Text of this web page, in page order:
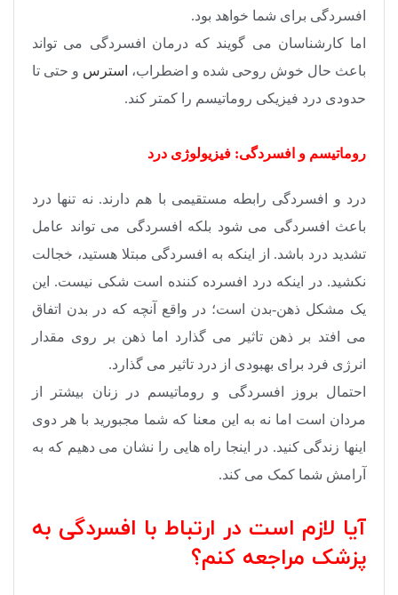
افسردگی برای شما خواهد بود.
اما کارشناسان می گویند که درمان افسردگی می تواند
باعث حال خوش روحی شده و اضطراب، استرس و حتی تا
حدودی درد فیزیکی روماتیسم را کمتر کند.
روماتیسم و افسردگی: فیزیولوژی درد
درد و افسردگی رابطه مستقیمی با هم دارند. نه تنها درد
باعث افسردگی می شود بلکه افسردگی می تواند عامل
تشدید درد باشد. از اینکه به افسردگی مبتلا هستید، خجالت
نکشید. در اینکه درد افسرده کننده است شکی نیست. این
یک مشکل ذهن-بدن است؛ در واقع آنچه که در بدن اتفاق
می افتد بر ذهن تاثیر می گذارد اما ذهن بر روی مقدار
انرژی فرد برای بهبودی از درد تاثیر می گذارد.
احتمال بروز افسردگی و روماتیسم در زنان بیشتر از
مردان است اما نه به این معنا که شما مجبورید با هر دوی
اینها زندگی کنید. در اینجا راه هایی را نشان می دهیم که به
آرامش شما کمک می کند.
آیا لازم است در ارتباط با افسردگی به
پزشک مراجعه کنم؟